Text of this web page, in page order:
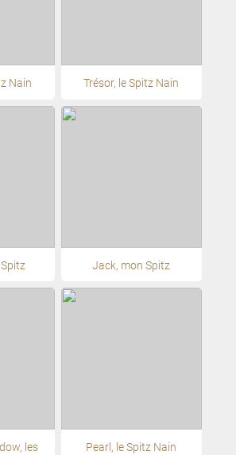
Nain Trésor, le Spitz Nain
Jack, mon Spitz
les
Pearl, le Spitz Nain